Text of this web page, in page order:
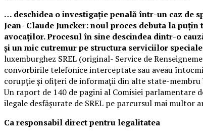
… deschidea o investigație penală într-un caz de
Jean- Claude Juncker: noul proces debuta la
avocaților. Procesul în sine descindea dintr-o
și un mic cutremur pe structura serviciilor
luxemburghez SREL (original- Service de
convorbirile telefonice interceptate sau aveau
corupție și ofițeri de informații din alte state-membru
Un raport de 140 de pagini al Comisiei
ilegale desfășurate de SREL pe parcursul mai multor
Ca responsabil direct pentru legalitatea